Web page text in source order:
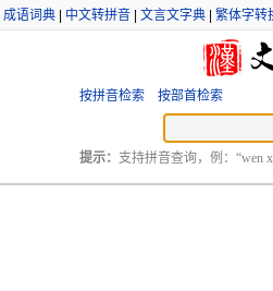
成语词典 中文转拼音 文言文字典 繁体字转
按拼音检索 按部首检索
提示： 支持拼音查询，例：“wen